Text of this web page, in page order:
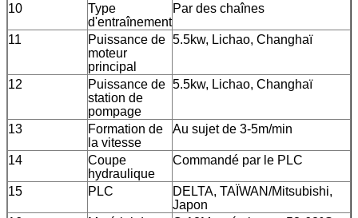
10
Type
d'entraînement
Par des chaînes
11
Puissance de
moteur
principal
5.5kw, Lichao, Changhaï
12
Puissance de
station de
pompage
5.5kw, Lichao, Changhaï
13
Formation de
la vitesse
Au sujet de 3-5m/min
14
Coupe
hydraulique
Commandé par le PLC
15 PLC
DELTA, TAÏWAN/Mitsubishi,
Japon